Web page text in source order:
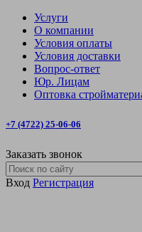
Услуги
О компании
Условия оплаты
Условия доставки
Вопрос-ответ
Юр. Лицам
Оптовка
+7 (4722) 25-06-06
Заказать звонок
Вход Регистрация